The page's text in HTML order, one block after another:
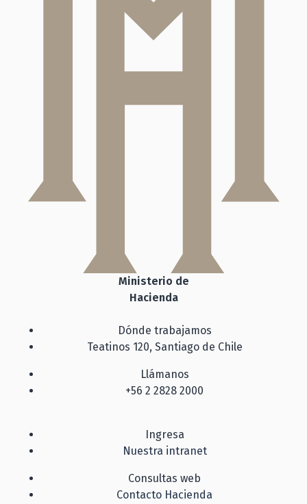
Ministerio de
Hacienda
Dónde trabajamos
Teatinos 120, Santiago de Chile
Llámanos
+56 2 2828 2000
Ingresa
Nuestra intranet
Consultas web
Contacto Hacienda